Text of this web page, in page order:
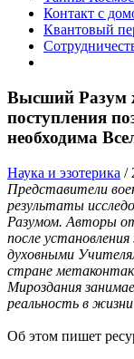
Контакт с
Квантовый
Высший Разум
поступления
необходима
Наука и эзотерика /
Представители
результаты
Разумом. Авторы
после
духовными
стране
Мироздания
реальность в
Об этом пишет